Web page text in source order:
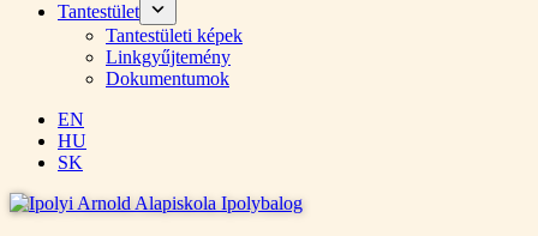
Tantestület
Tantestületi képek
Linkgyűjtemény
Dokumentumok
EN
HU
SK